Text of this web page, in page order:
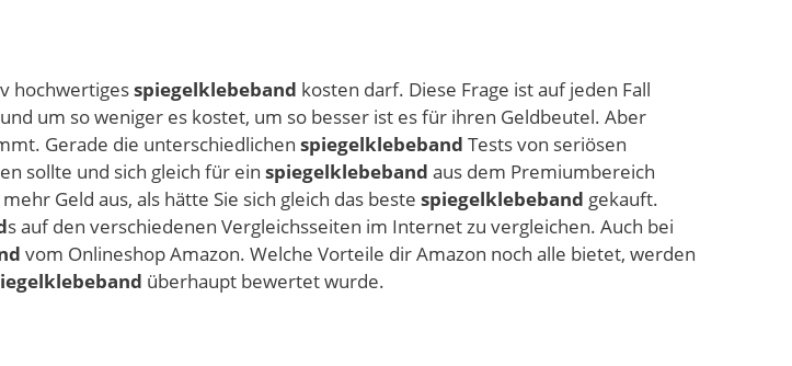
hochwertigesspiegelklebeband kosten darf. Diese Frage ist auf jeden Fall
um so weniger es kostet, um so besser ist es für ihren Geldbeutel. Aber
Gerade die unterschiedlichen spiegelklebeband Tests von seriösen
sollte und sich gleich für ein spiegelklebeband aus dem Premiumbereich
Geld aus, als hätte Sie sich gleich das beste spiegelklebeband gekauft.
s auf den verschiedenen Vergleichsseiten im Internet zu vergleichen. Auch bei
vom Onlineshop Amazon. Welche Vorteile dir Amazon noch alle bietet, werden
überhaupt bewertet wurde.